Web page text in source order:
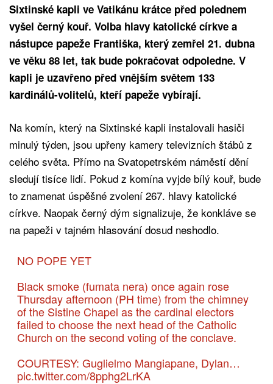
Sixtinské kapli ve Vatikánu krátce před polednem
vyšel černý kouř. Volba hlavy katolické církve a
nástupce papeže Františka, který zemřel 21. dubna
ve věku 88 let, tak bude pokračovat odpoledne. V
kapli je uzavřeno před vnějším světem 133
kardinálů-volitelů, kteří papeže vybírají.
Na komín, který na Sixtinské kapli instalovali hasiči
minulý týden, jsou upřeny kamery televizních štábů z
celého světa. Přímo na Svatopetrském náměstí dění
sledují tisíce lidí. Pokud z komína vyjde bílý kouř, bude
to znamenat úspěšné zvolení 267. hlavy katolické
církve. Naopak černý dým signalizuje, že konkláve se
na papeži v tajném hlasování dosud neshodlo.
NO POPE YET
Black smoke (fumata nera) once again rose
Thursday afternoon (PH time) from the chimney
of the Sistine Chapel as the cardinal electors
failed to choose the next head of the Catholic
Church on the second voting of the conclave.
COURTESY: Guglielmo Mangiapane, Dylan…
pic.twitter.com/8pphg2LrKA